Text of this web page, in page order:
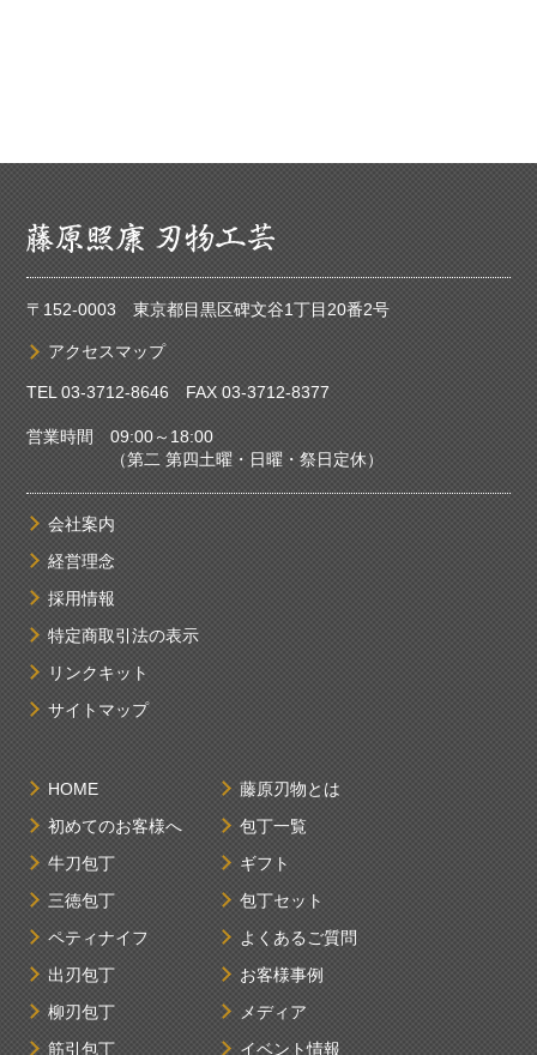
〒152-0003 東京都目黒区碑文谷1丁目20番2号
アクセスマップ
TEL03-3712-8646FAX 03-3712-8377
営業時間 09:00～18:00
（第二 第四土曜・日曜・祭日定休）
会社案内
経営理念
採用情報
特定商取引法の表示
リンクキット
サイトマップ
HOME
初めてのお客様へ
牛刀包丁
三徳包丁
ペティナイフ
出刃包丁
柳刃包丁
筋引包丁
藤原刃物とは
包丁一覧
ギフト
包丁セット
よくあるご質問
お客様事例
メディア
イベント情報